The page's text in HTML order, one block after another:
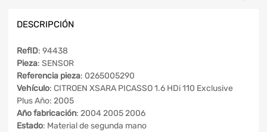
DESCRIPCIÓN
RefID: 94438
Pieza: SENSOR
Referencia pieza: 0265005290
Vehículo: CITROEN XSARA PICASSO 1.6 HDi 110 Exclusive
Plus Año: 2005
Año fabricación: 2004 2005 2006
Estado: Material de segunda mano